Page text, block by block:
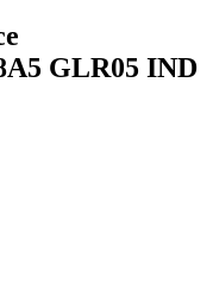
GLR05 IND